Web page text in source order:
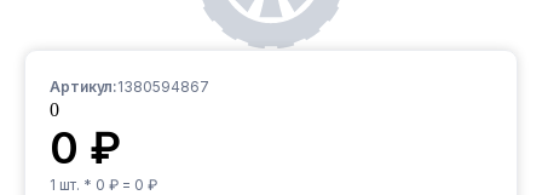
Артикул:1380594867
0
0 ₽
1 шт. * 0 ₽ = 0 ₽